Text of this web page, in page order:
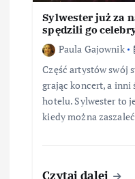
Sylwester już za
spędzili go
Paula Gajownik
Część artystów swój
grając koncert, a inni
hotelu. Sylwester to
kiedy można
Czytaj dalej